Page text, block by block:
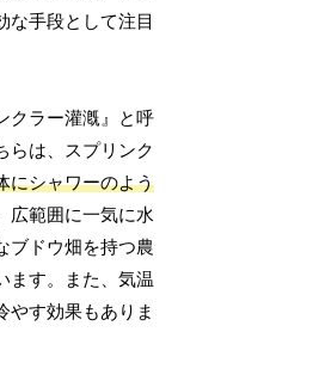
な手段として注目
クラー灌漑』と呼
らは、スプリンク
にシャワーのよう
広範囲に一気に水
ブドウ畑を持つ農
ます。また、気温
やす効果もありま